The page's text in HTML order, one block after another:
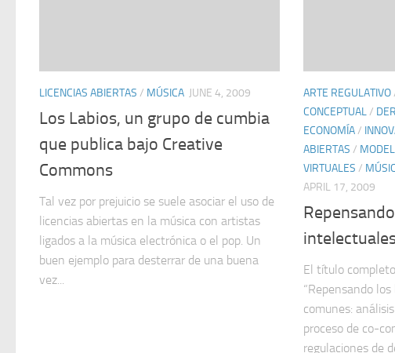
LICENCIAS ABIERTAS / MÚSICA JUNE 4, 2009
Los Labios, un grupo de cumbia
que publica bajo Creative
Commons
Tal vez por prejuicio se suele asociar el uso de
licencias abiertas en la música con artistas
ligados a la música electrónica o el pop. Un
buen ejemplo para desterrar de una buena
vez...
ARTE REGULATIVO
CONCEPTUAL/
ECONOMÍA/
ABIERTAS /
VIRTUALES /
APRIL 17, 2009
El título
“Repensando
comunes:
proceso de co-
regulaciones de